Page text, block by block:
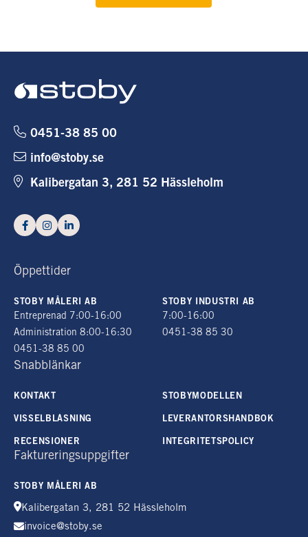
0451-38 85 00
info@stoby.se
Kalibergatan 3, 281 52 Hässleholm
Öppettider
STOBY MÅLERI AB
Entreprenad 7:00-16:00
Administration 8:00-16:30
0451-38 85 00
STOBY INDUSTRI AB
7:00-16:00
0451-38 85 30
Snabblänkar
KONTAKT STOBYMODELLEN
VISSELBLÅSNING LEVERANTÖRSHANDBOK
RECENSIONER INTEGRITETSPOLICY
Faktureringsuppgifter
STOBY MÅLERI AB
Kalibergatan 3, 281 52 Hässleholm
invoice@stoby.se